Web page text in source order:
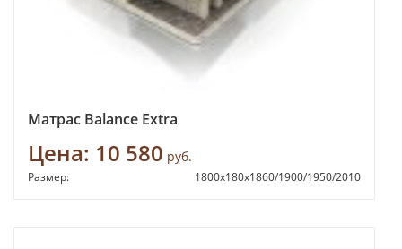
Матрас Balance Extra
Цена: 10 580 руб.
Размер: 1800х180х1860/1900/1950/2010